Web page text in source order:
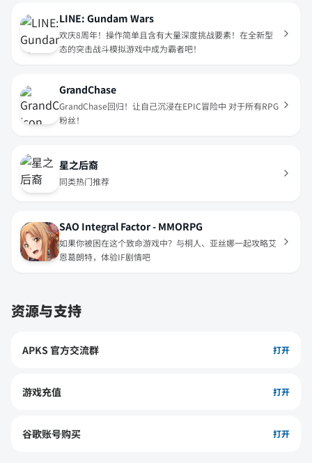
LINE: Gundam Wars
欢庆8周年！操作简单且含有大量深度挑战要素！在全新型
态的突击战斗模拟游戏中成为霸者吧！
GrandChase
GrandChase回归！让自己沉浸在EPIC冒险中 对于所有RPG
粉丝！
星之后裔
同类热门推荐
SAO Integral Factor - MMORPG
如果你被困在这个致命游戏中？与桐人、亚丝娜一起攻略艾
恩葛朗特，体验IF剧情吧
资源与支持
APKS 官方交流群 打开
游戏充值 打开
谷歌账号购买 打开